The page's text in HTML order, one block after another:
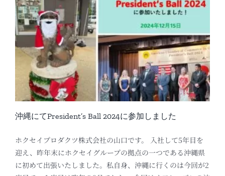
沖縄にてPresident’s Ball 2024に参加しました
ホクセイプロダクツ株式会社の山口です。 入社して5年目を
迎え、昨年末にホクセイグループの拠点の一つである沖縄県
に初めて出張いたしました。私自身、沖縄に行くのは今回が2